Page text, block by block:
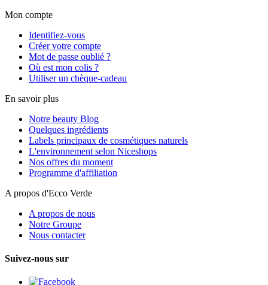
Mon compte
Identifiez-vous
Créer votre compte
Mot de passe oublié ?
Où est mon colis ?
Utiliser un chèque-cadeau
En savoir plus
Notre beauty Blog
Quelques ingrédients
Labels principaux de cosmétiques naturels
L'environnement selon Niceshops
Nos offres du moment
Programme d'affiliation
A propos d'Ecco Verde
A propos de nous
Notre Groupe
Nous contacter
Suivez-nous sur